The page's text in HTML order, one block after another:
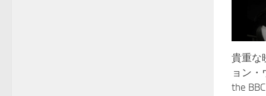
貴重
ョン・
the